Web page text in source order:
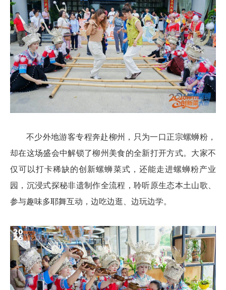
不少外地游客专程奔赴柳州，只为一口正宗螺蛳粉，
却在这场盛会中解锁了柳州美食的全新打开方式。大家不
仅可以打卡稀缺的创新螺蛳菜式，还能走进螺蛳粉产业
园，沉浸式探秘非遗制作全流程，聆听原生态本土山歌、
参与趣味多耶舞互动，边吃边逛、边玩边学。